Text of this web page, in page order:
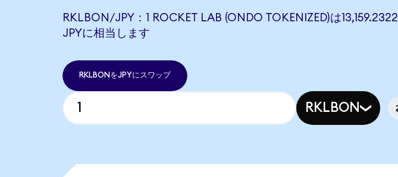
RKLBON/JPY：1 ROCKET LAB (ONDO TOKENIZED)は13,159.2322
JPYに相当します
RKLBONをJPYにスワップ
RKLBON